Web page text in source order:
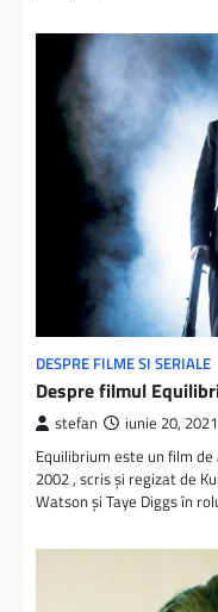
DESPRE FILME SI SERIALE
Despre filmul
stefan iunie 20, 2021
Equilibrium este un film
2002 , scris și regizat de
Watson și Taye Diggs în